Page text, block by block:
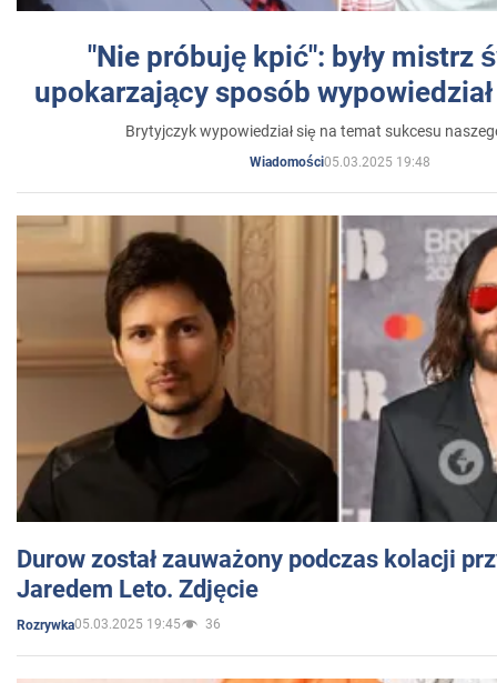
"Nie próbuję kpić": były mistrz
upokarzający sposób
Brytyjczyk wypowiedział się na temat sukcesu
Wiadomości05.03.2025 19:48
Durow został zauważony podczas kolacji
Jaredem Leto. Zdjęcie
Rozrywka05.03.2025 19:45 36